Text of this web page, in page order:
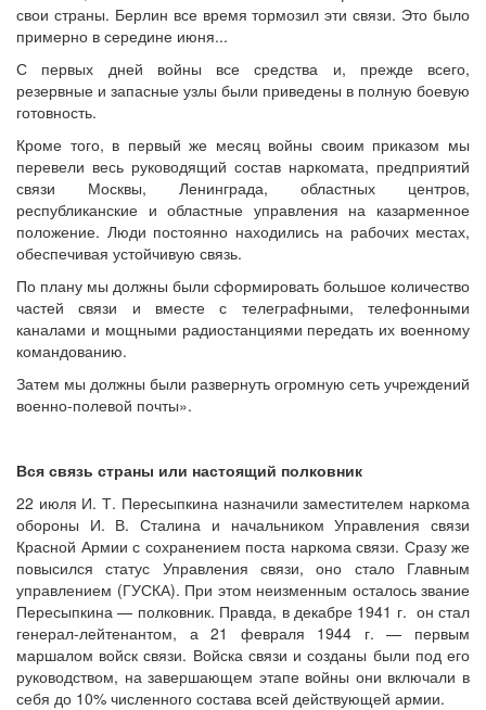
свои страны. Берлин все время тормозил эти связи. Это было
примерно в середине июня...
С первых дней войны все средства и, прежде всего,
резервные и запасные узлы были приведены в полную боевую
готовность.
Кроме того, в первый же месяц войны своим приказом мы
перевели весь руководящий состав наркомата, предприятий
связи Москвы, Ленинграда, областных центров,
республиканские и областные управления на казарменное
положение. Люди постоянно находились на рабочих местах,
обеспечивая устойчивую связь.
По плану мы должны были сформировать большое количество
частей связи и вместе с телеграфными, телефонными
каналами и мощными радиостанциями передать их военному
командованию.
Затем мы должны были развернуть огромную сеть учреждений
военно-полевой почты».
Вся связь страны или настоящий полковник
22 июля И. Т. Пересыпкина назначили заместителем наркома
обороны И. В. Сталина и начальником Управления связи
Красной Армии с сохранением поста наркома связи. Сразу же
повысился статус Управления связи, оно стало Главным
управлением (ГУСКА). При этом неизменным осталось звание
Пересыпкина — полковник. Правда, в декабре 1941 г. он стал
генерал-лейтенантом, а 21 февраля 1944 г. — первым
маршалом войск связи. Войска связи и созданы были под его
руководством, на завершающем этапе войны они включали в
себя до 10% численного состава всей действующей армии.